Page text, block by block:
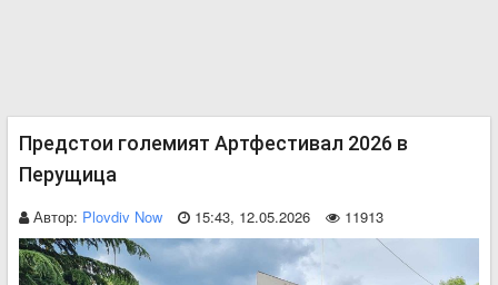
Предстои големият Артфестивал 2026 в
Перущица
Автор: Plovdiv Now 15:43, 12.05.2026 11913